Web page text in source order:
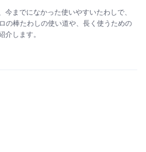
までになかった使いやすいたわしで、
の棒たわしの使い道や、長く使うための
介します。